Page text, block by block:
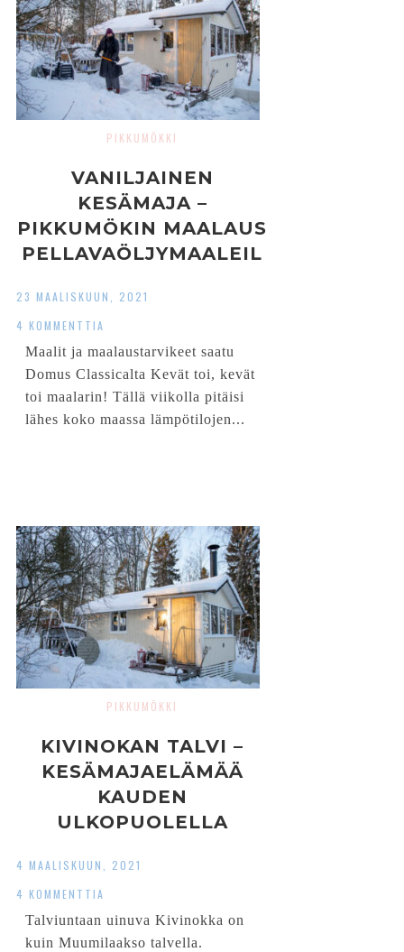
PIKKUMÖKKI
VANILJAINEN
KESÄMAJA –
PIKKUMÖKIN MAALAUS
PELLAVAÖLJYMAALEIL
23 MAALISKUUN, 2021
4 KOMMENTTIA
Maalit ja maalaustarvikeet saatu
Domus Classicalta Kevät toi, kevät
toi maalarin! Tällä viikolla pitäisi
lähes koko maassa lämpötilojen...
PIKKUMÖKKI
KIVINOKAN TALVI –
KESÄMAJAELÄMÄÄ
KAUDEN
ULKOPUOLELLA
4 MAALISKUUN, 2021
4 KOMMENTTIA
Talviuntaan uinuva Kivinokka on
kuin Muumilaakso talvella.